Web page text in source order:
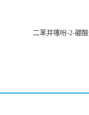
二苯并噻吩-2-硼酸